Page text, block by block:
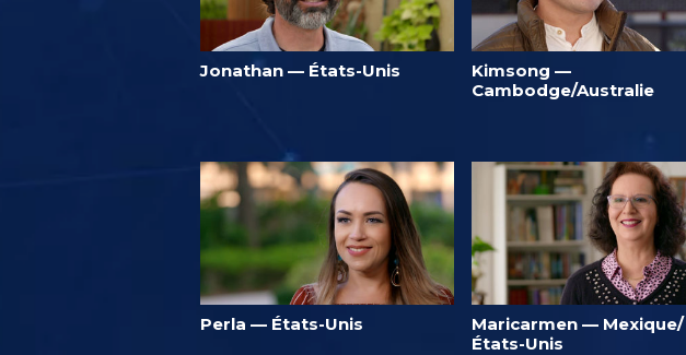
Jonathan — États-Unis
Kimsong —
Cambodge/Australie
Perla — États-Unis
Maricarmen — Mexique/
États-Unis